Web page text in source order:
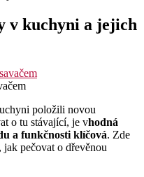
v kuchyni a jejich
položili novou
o tu stávající, je vhodná
a funkčnosti klíčová. Zde
pečovat o dřevěnou